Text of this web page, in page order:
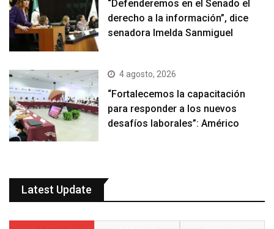
“Defenderemos en el Senado el
derecho a la información”, dice
senadora Imelda Sanmiguel
4 agosto, 2026
“Fortalecemos la capacitación
para responder a los nuevos
desafíos laborales”: Américo
Latest Update